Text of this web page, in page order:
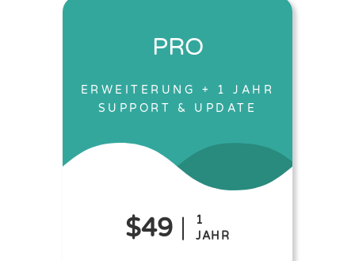
PRO
ERWEITERUNG + 1 JAHR
SUPPORT & UPDATE
$49
1
JAHR